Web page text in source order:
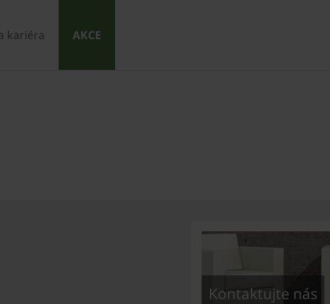
kariéra AKCE
Kontaktujte nás